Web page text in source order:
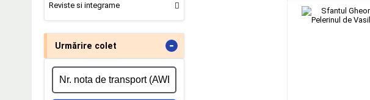
Reviste si integrame
Urmărire colet -